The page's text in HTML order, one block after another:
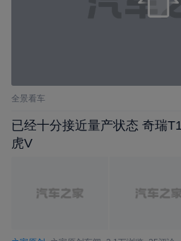
全景看车
已经十分接近量产状态 奇瑞
虎V